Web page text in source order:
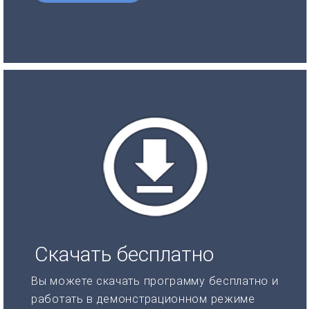
Скачать бесплатно
Вы можете скачать программу бесплатно и
работать в демонстрационном режиме